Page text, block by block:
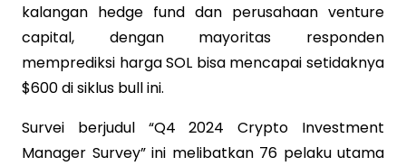
kalangan hedge fund dan perusahaan venture
capital, dengan mayoritas responden
memprediksi harga SOL bisa mencapai setidaknya
$600 di siklus bull ini.
Survei berjudul “Q4 2024 Crypto Investment
Manager Survey” ini melibatkan 76 pelaku utama